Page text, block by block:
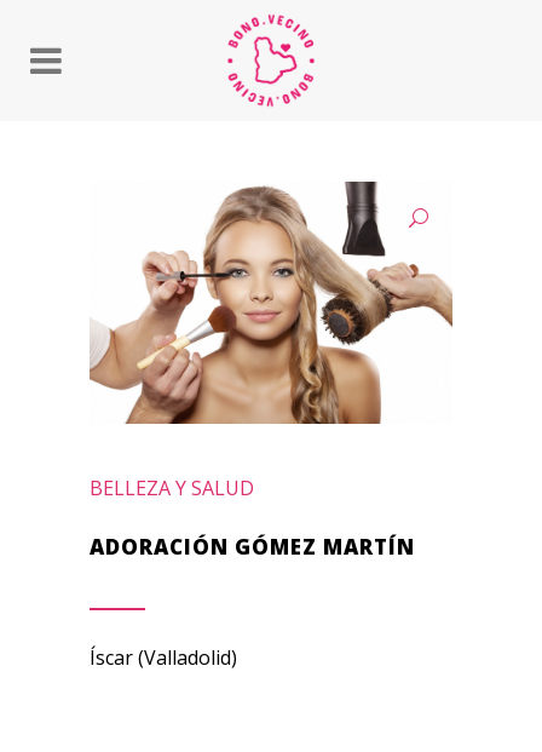
BELLEZA Y SALUD
ADORACIÓN GÓMEZ MARTÍN
Íscar (Valladolid)